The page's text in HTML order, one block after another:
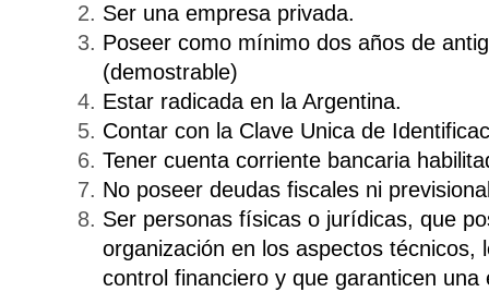
Ser una empresa privada.
Poseer como mínimo dos años de
(demostrable)
Estar radicada en la Argentina.
Contar con la Clave Unica de
Tener cuenta corriente bancaria
No poseer deudas fiscales ni
Ser personas físicas o jurídicas, que
organización en los aspectos técnicos,
control financiero y que garanticen una